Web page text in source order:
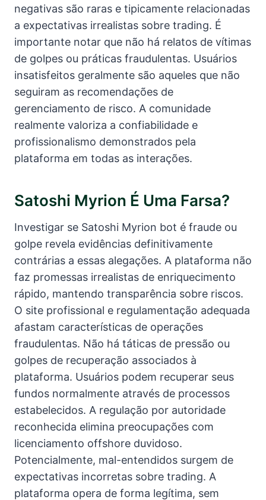
negativas são raras e tipicamente relacionadas
a expectativas irrealistas sobre trading. É
importante notar que não há relatos de vítimas
de golpes ou práticas fraudulentas. Usuários
insatisfeitos geralmente são aqueles que não
seguiram as recomendações de
gerenciamento de risco. A comunidade
realmente valoriza a confiabilidade e
profissionalismo demonstrados pela
plataforma em todas as interações.
Satoshi Myrion É Uma Farsa?
Investigar se Satoshi Myrion bot é fraude ou
golpe revela evidências definitivamente
contrárias a essas alegações. A plataforma não
faz promessas irrealistas de enriquecimento
rápido, mantendo transparência sobre riscos.
O site profissional e regulamentação adequada
afastam características de operações
fraudulentas. Não há táticas de pressão ou
golpes de recuperação associados à
plataforma. Usuários podem recuperar seus
fundos normalmente através de processos
estabelecidos. A regulação por autoridade
reconhecida elimina preocupações com
licenciamento offshore duvidoso.
Potencialmente, mal-entendidos surgem de
expectativas incorretas sobre trading. A
plataforma opera de forma legítima, sem